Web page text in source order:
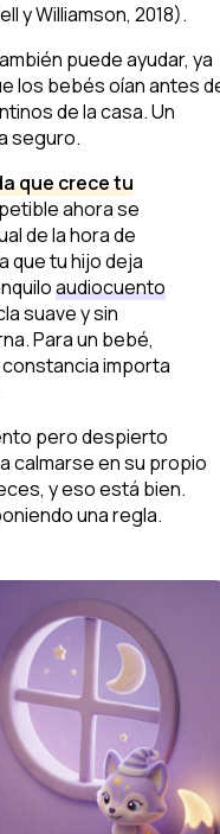
y Williamson, 2018).
puede ayudar, ya
los bebés oían antes
de la casa. Un
seguro.
que crece tu
ahora se
de la hora de
que tu hijo deja
audiocuento
suave y sin
Para un bebé,
importa
pero despierto
calmarse en su propio
y eso está bien.
una regla.